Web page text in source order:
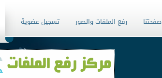
صفحتنا رفع الملفات والصور تسجيل عضوية